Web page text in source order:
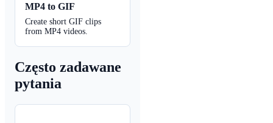
MP4 to GIF
Create short GIF clips
from MP4 videos.
Często zadawane
pytania